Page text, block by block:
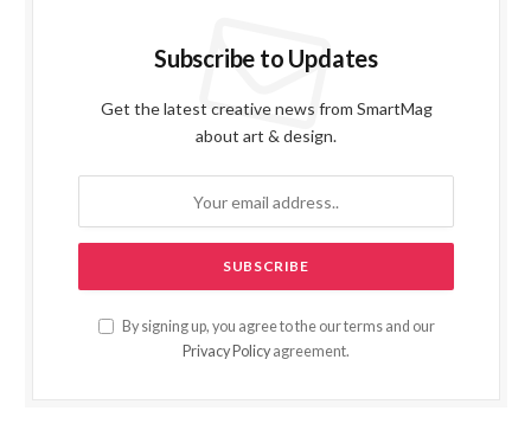
Subscribe to Updates
Get the latest creative news from SmartMag
about art & design.
By signing up, you agree to the our terms and our
Privacy Policy agreement.